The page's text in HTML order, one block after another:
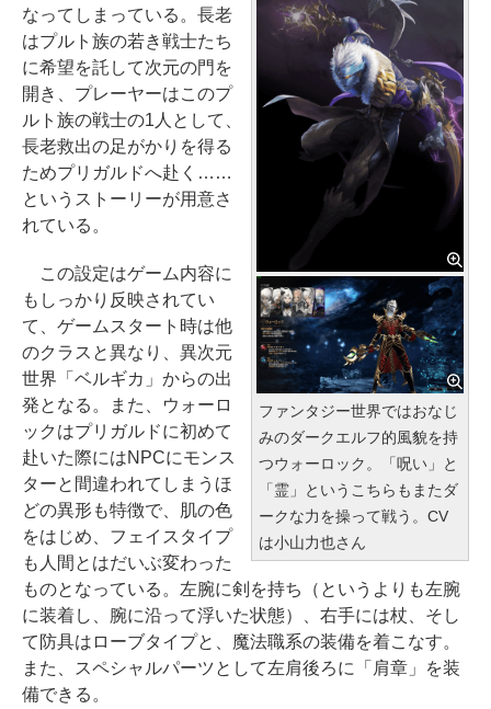
ファンタジー世界ではおなじ
みのダークエルフ的風貌を持
つウォーロック。「呪い」と
「霊」というこちらもまたダ
ークな力を操って戦う。CV
は小山力也さん
なってしまっている。長老
はプルト族の若き戦士たち
に希望を託して次元の門を
開き、プレーヤーはこのプ
ルト族の戦士の1人として、
長老救出の足がかりを得る
ためプリガルドへ赴く……
というストーリーが用意さ
れている。
この設定はゲーム内容に
もしっかり反映されてい
て、ゲームスタート時は他
のクラスと異なり、異次元
世界「ベルギカ」からの出
発となる。また、ウォーロ
ックはプリガルドに初めて
赴いた際にはNPCにモンス
ターと間違われてしまうほ
どの異形も特徴で、肌の色
をはじめ、フェイスタイプ
も人間とはだいぶ変わった
ものとなっている。左腕に剣を持ち（というよりも左腕
に装着し、腕に沿って浮いた状態）、右手には杖、そし
て防具はローブタイプと、魔法職系の装備を着こなす。
また、スペシャルパーツとして左肩後ろに「肩章」を装
備できる。